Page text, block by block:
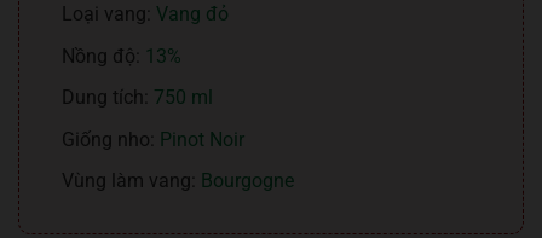
Loại vang: Vang đỏ
Nồng độ: 13%
Dung tích: 750 ml
Giống nho: Pinot Noir
Vùng làm vang:
Bourgogne